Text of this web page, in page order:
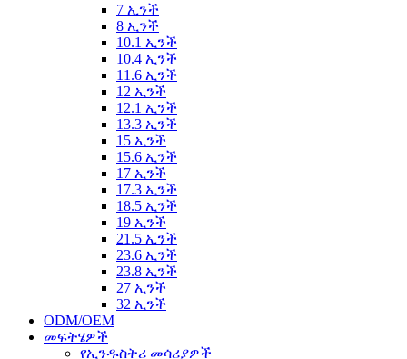
7 ኢንች
8 ኢንች
10.1 ኢንች
10.4 ኢንች
11.6 ኢንች
12 ኢንች
12.1 ኢንች
13.3 ኢንች
15 ኢንች
15.6 ኢንች
17 ኢንች
17.3 ኢንች
18.5 ኢንች
19 ኢንች
21.5 ኢንች
23.6 ኢንች
23.8 ኢንች
27 ኢንች
32 ኢንች
ODM/OEM
መፍትሄዎች
የኢንዱስትሪ መሳሪያዎች